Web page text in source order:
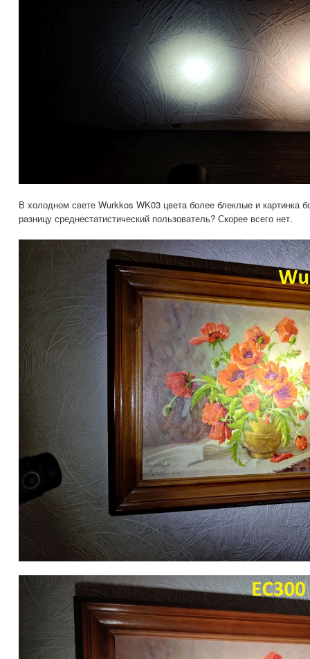
В холодном свете Wurkkos WK03 цвета более блеклые и картинка
разницу среднестатистический пользователь? Скорее всего нет.